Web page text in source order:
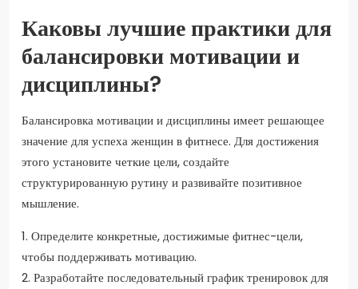
Каковы лучшие практики для
балансировки мотивации и
дисциплины?
Балансировка мотивации и дисциплины имеет решающее
значение для успеха женщин в фитнесе. Для достижения
этого установите четкие цели, создайте
структурированную рутину и развивайте позитивное
мышление.
1. Определите конкретные, достижимые фитнес-цели,
чтобы поддерживать мотивацию.
2. Разработайте последовательный график тренировок для